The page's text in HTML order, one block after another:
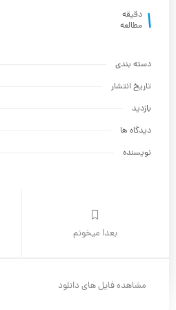
1 دقیقه
مطالعه
دسته بندی
تاریخ انتشار
بازدید
دیدگاه ها
نویسنده
بعدا میخونم
مشاهده فایل های دانلود